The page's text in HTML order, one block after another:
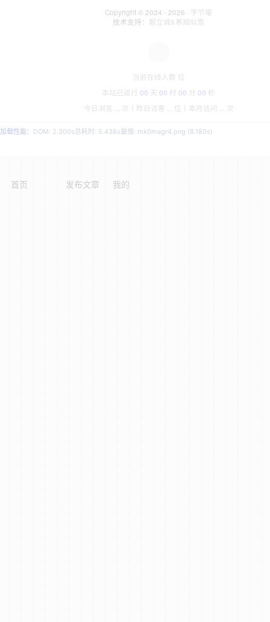
Copyright © 2024 - 2026 · 字节曜
技术支持： 颤立诚&寒烟似雪
当前在线人数 位
本站已运行 00 天 00 时 00 分 00 秒
今日浏览 ... 次丨 昨日访客 ... 位丨 本月访问 ... 次
加载性能： DOM: 2.300s总耗时: 5.438s最慢: mk0magr4.png (8.180s)
首页 发布文章 我的